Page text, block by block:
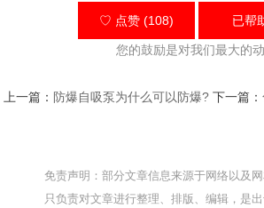
♡ 点赞 (108) 已帮
您的鼓励是对我们最大的
上一篇： 防爆自吸泵为什么可以防爆? 下一篇：
免责声明：部分文章信息来源于网络以及
只负责对文章进行整理、排版、编辑，是